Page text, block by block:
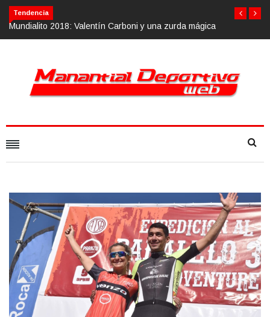
Tendencia
Calvario Race 2018, 10 de noviembre